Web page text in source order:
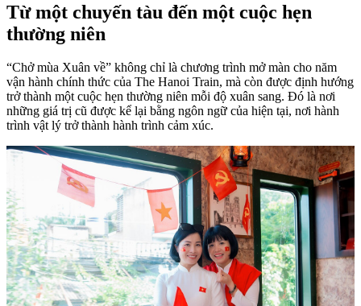
Từ một chuyến tàu đến một cuộc hẹn
thường niên
“Chở mùa Xuân về” không chỉ là chương trình mở màn cho năm
vận hành chính thức của The Hanoi Train, mà còn được định hướng
trở thành một cuộc hẹn thường niên mỗi độ xuân sang. Đó là nơi
những giá trị cũ được kể lại bằng ngôn ngữ của hiện tại, nơi hành
trình vật lý trở thành hành trình cảm xúc.